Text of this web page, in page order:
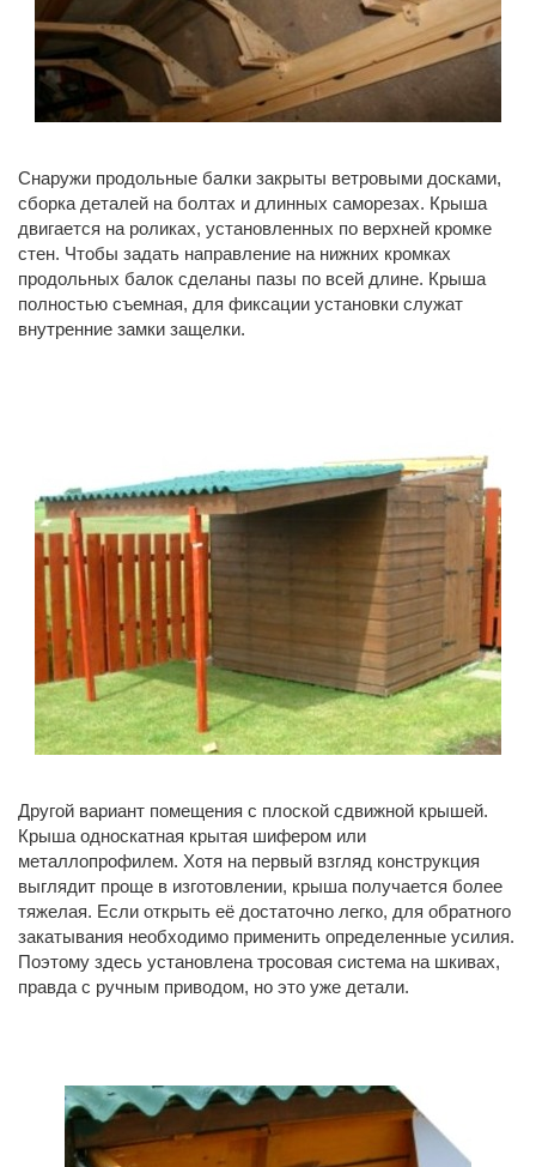
Снаружи продольные балки закрыты ветровыми досками,
сборка деталей на болтах и длинных саморезах. Крыша
двигается на роликах, установленных по верхней кромке
стен. Чтобы задать направление на нижних кромках
продольных балок сделаны пазы по всей длине. Крыша
полностью съемная, для фиксации установки служат
внутренние замки защелки.
Другой вариант помещения с плоской сдвижной крышей.
Крыша односкатная крытая шифером или
металлопрофилем. Хотя на первый взгляд конструкция
выглядит проще в изготовлении, крыша получается более
тяжелая. Если открыть её достаточно легко, для обратного
закатывания необходимо применить определенные усилия.
Поэтому здесь установлена тросовая система на шкивах,
правда с ручным приводом, но это уже детали.